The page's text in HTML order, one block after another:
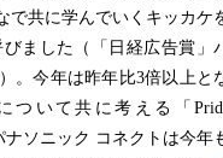
で共に学んでいくキッカケ
ました（「日経広告賞」
。今年は昨年比3倍以上と
ついて共に考える「
ソニック コネクトは今年